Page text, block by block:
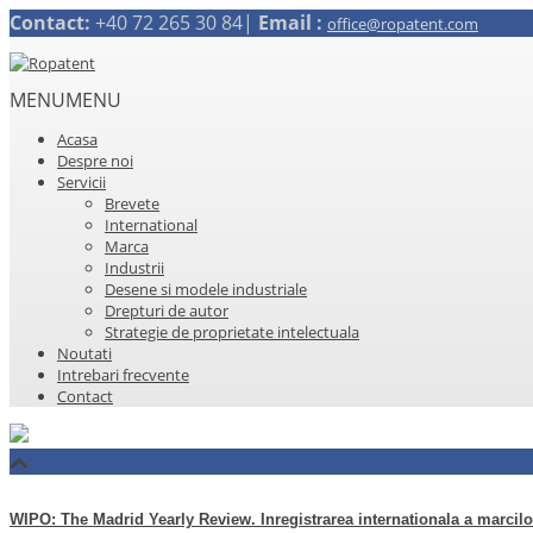
Contact: +40 72 265 30 84| Email : office@ropatent.com
MENUMENU
Acasa
Despre noi
Servicii
Brevete
International
Marca
Industrii
Desene si modele industriale
Drepturi de autor
Strategie de proprietate intelectuala
Noutati
Intrebari frecvente
Contact
WIPO: The Madrid Yearly Review. Inregistrarea internationala a